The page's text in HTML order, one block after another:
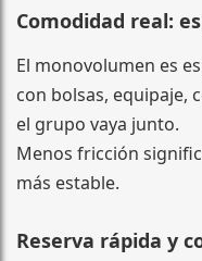
Comodidad real:
El monovolumen es
con bolsas, equipaje,
el grupo vaya junto.
Menos fricción
más estable.
Reserva rápida y